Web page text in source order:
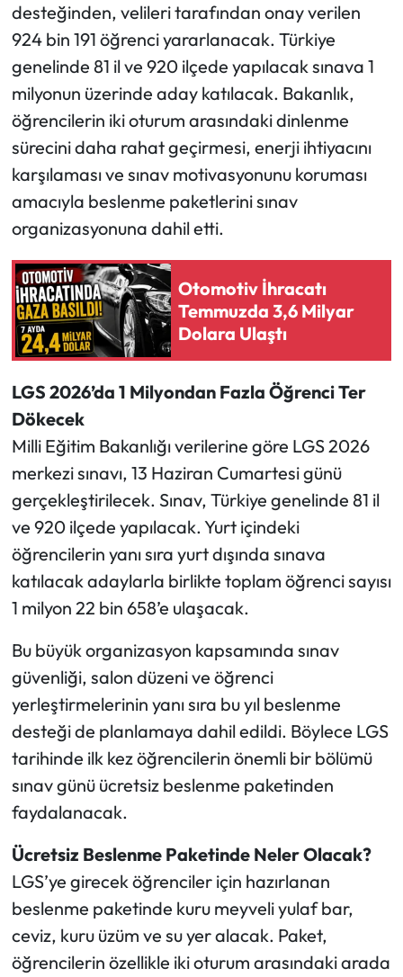
desteğinden, velileri tarafından onay verilen
924 bin 191 öğrenci yararlanacak. Türkiye
genelinde 81 il ve 920 ilçede yapılacak sınava 1
milyonun üzerinde aday katılacak. Bakanlık,
öğrencilerin iki oturum arasındaki dinlenme
sürecini daha rahat geçirmesi, enerji ihtiyacını
karşılaması ve sınav motivasyonunu koruması
amacıyla beslenme paketlerini sınav
organizasyonuna dahil etti.
Otomotiv İhracatı
Temmuzda 3,6 Milyar
Dolara Ulaştı
LGS 2026’da 1 Milyondan Fazla Öğrenci Ter
Dökecek
Milli Eğitim Bakanlığı verilerine göre LGS 2026
merkezi sınavı, 13 Haziran Cumartesi günü
gerçekleştirilecek. Sınav, Türkiye genelinde 81 il
ve 920 ilçede yapılacak. Yurt içindeki
öğrencilerin yanı sıra yurt dışında sınava
katılacak adaylarla birlikte toplam öğrenci sayısı
1 milyon 22 bin 658’e ulaşacak.
Bu büyük organizasyon kapsamında sınav
güvenliği, salon düzeni ve öğrenci
yerleştirmelerinin yanı sıra bu yıl beslenme
desteği de planlamaya dahil edildi. Böylece LGS
tarihinde ilk kez öğrencilerin önemli bir bölümü
sınav günü ücretsiz beslenme paketinden
faydalanacak.
Ücretsiz Beslenme Paketinde Neler Olacak?
LGS’ye girecek öğrenciler için hazırlanan
beslenme paketinde kuru meyveli yulaf bar,
ceviz, kuru üzüm ve su yer alacak. Paket,
öğrencilerin özellikle iki oturum arasındaki arada
ASTROLOJİ
Spor Yazıları
Mektup Galeri
Sağlık
Teknoloji